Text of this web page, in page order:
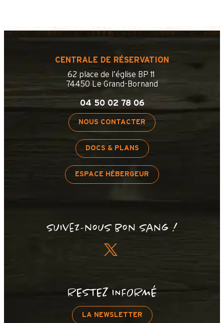
CENTRALE DE RÉSERVATION
62 place de l’église BP 11
74450 Le Grand-Bornand
04 50 02 78 06
NOUS CONTACTER
DOCS & PLANS
ESPACE HÉBERGEUR
Suivez-nous bon sang !
RESTEZ INFORMÉ
LA NEWSLETTER